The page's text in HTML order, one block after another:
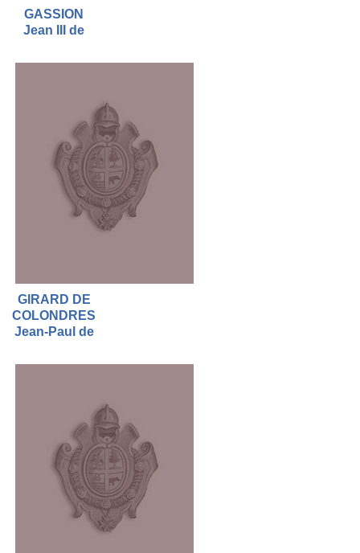
GASSION
Jean III de
GIRARD DE
COLONDRES
Jean-Paul de